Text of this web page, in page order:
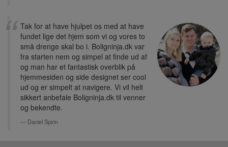
Tak for at have hjulpet os med at have
fundet lige det hjem som vi og vores to
små drenge skal bo i. Boligninja.dk var
fra starten nem og simpel at finde ud af
og man har et fantastisk overblik på
hjemmesiden og side designet ser cool
ud og er simpelt at navigere. Vi vil helt
sikkert anbefale Boligninja.dk til venner
og bekendte.
Daniel Spirin